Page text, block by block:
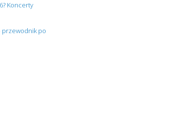
Koncerty
przewodnik po